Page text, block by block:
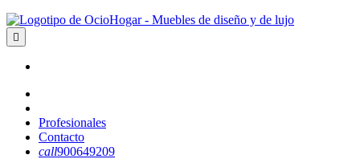

Profesionales
Contacto
call900649209